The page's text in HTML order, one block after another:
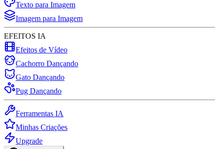
Texto para Imagem
Imagem para Imagem
EFEITOS IA
Efeitos de Vídeo
Cachorro Dançando
Gato Dançando
Pug Dançando
Ferramentas IA
Minhas Criações
Upgrade